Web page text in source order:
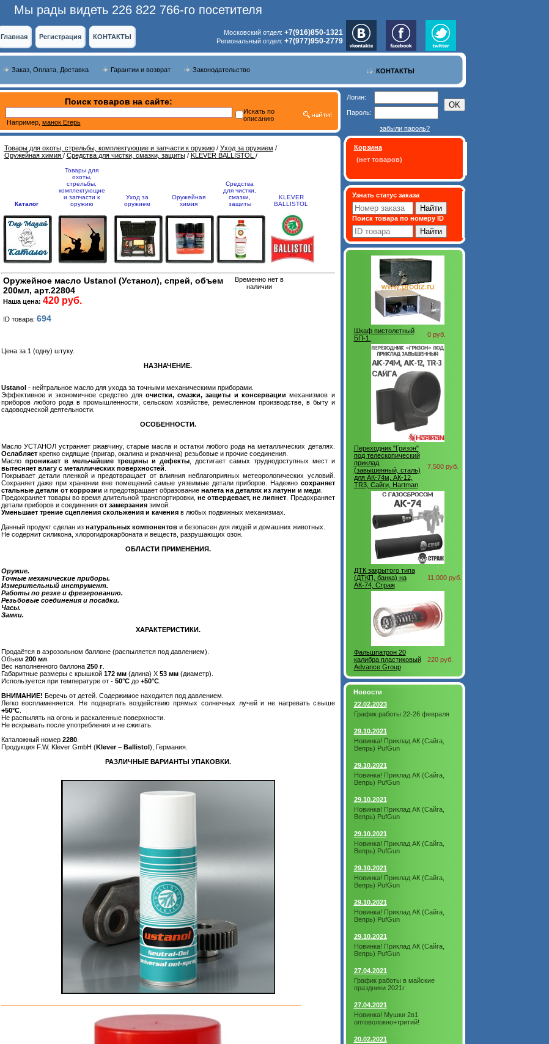
Мы рады видеть 226 822 766-го посетителя
Главная Регистрация КОНТАКТЫ
Московский отдел: +7(916)850-1321
Региональный отдел: +7(977)950-2779
КОНТАКТЫ
Заказ, Оплата, Доставка Гарантии и возврат Законодательство
Поиск товаров на сайте:
Например, манок Егерь
Искать по
описанию
Товары для охоты, стрельбы, комплектующие и запчасти к оружию/ Уход за оружием /
Оружейная химия / Средства для чистки, смазки, защиты/ KLEVER BALLISTOL /
Каталог
Товары для
охоты,
стрельбы,
комплектующие
и запчасти к
оружию
Уход за
оружием
Оружейная
химия
Средства
для чистки,
смазки,
защиты
KLEVER
BALLISTOL
Оружейное масло Ustanol (Устанол), спрей, объем
200мл, арт.22804
Наша цена: 420 руб.
ID товара: 694
Временно нет в
наличии
Цена за 1 (одну) штуку.
НАЗНАЧЕНИЕ.
Ustanol- нейтральное масло для ухода за точными механическими приборами.
Эффективное и экономичное средство для очистки, смазки, защиты и консервации механизмов и
приборов любого рода в промышленности, сельском хозяйстве, ремесленном производстве, в быту и
садоводческой деятельности.
ОСОБЕННОСТИ.
Масло УСТАНОЛ устраняет ржавчину, старые масла и остатки любого рода на металлических деталях.
Ослабляеткрепко сидящие (пригар, окалина и ржавчина) резьбовые и прочие соединения.
Масло проникает в мельчайшие трещины и дефекты, достигает самых труднодоступных мест и
вытесняет влагу с металлических поверхностей
Покрывает детали пленкой и предотвращает от влияния неблагоприяных метеорологических условий.
Сохраняет даже при хранении вне помещений самые уязвимые детали приборов. Надежно сохраняет
стальные детали от коррозии и предотвращает образование налета на деталях из латуни и меди
Предохраняет товары во время длительной транспортировки,не отвердевает, не липнет . Предохраняет
детали приборов и соединения от замерзаниязимой.
Уменьшает трение сцепления скольжения и каченияв любых подвижных механизмах.
Данный продукт сделан из натуральных компонентови безопасен для людей и домашних животных.
Не содержит силикона, хлорогидрокарбоната и веществ, разрушающих озон.
ОБЛАСТИ ПРИМЕНЕНИЯ.
Оружие.
Точные механические приборы.
Измерительный инструмент.
Работы по резке и фрезерованию.
Резьбовые соединения и посадки.
Часы.
Замки.
ХАРАКТЕРИСТИКИ.
Продаётся в аэрозольном баллоне (распыляется под давлением).
Объем 200 мл.
Вес наполненного баллона 250 г.
Габаритные размеры с крышкой 172 мм(длина) Х 53 мм(диаметр).
Используется при температуре от - 50°Сдо +50°С.
ВНИМАНИЕ! Беречь от детей. Содержимое находится под давлением.
Легко воспламеняется. Не подвергать воздействию прямых солнечных лучей и не нагревать свыше
+50°C.
Не распылять на огонь и раскаленные поверхности.
Не вскрывать после употребления и не сжигать.
Каталожный номер 2280.
Продукция F.W. Klever GmbH (Klever – Ballistol), Германия.
РАЗЛИЧНЫЕ ВАРИАНТЫ УПАКОВКИ.
Логин:
Пароль:
забыли пароль?
Корзина
(нет товаров)
Узнать статус заказа
Поиск товара по номеру ID
Шкаф пистолетный
БП-1.
0 руб.
Переходник "Гризон"
под телескопический
приклад
(завышенный, сталь)
для АК-74м, АК-12,
TR3, Сайги, Hartman
7,500 руб.
ДТК закрытого типа
(ДТКП, банка) на
АК-74, Страж
11,000 руб.
Фальшпатрон 20
калибра пластиковый
Advance Group
220 руб.
Новости
22.02.2023
График работы 22-26 февраля
29.10.2021
Новинка! Приклад АК (Сайга,
Вепрь) PufGun
29.10.2021
Новинка! Приклад АК (Сайга,
Вепрь) PufGun
29.10.2021
Новинка! Приклад АК (Сайга,
Вепрь) PufGun
29.10.2021
Новинка! Приклад АК (Сайга,
Вепрь) PufGun
29.10.2021
Новинка! Приклад АК (Сайга,
Вепрь) PufGun
29.10.2021
Новинка! Приклад АК (Сайга,
Вепрь) PufGun
29.10.2021
Новинка! Приклад АК (Сайга,
Вепрь) PufGun
27.04.2021
График работы в майские
праздники 2021г
27.04.2021
Новинка! Мушки 2в1
оптоволокно+тритий!
20.02.2021